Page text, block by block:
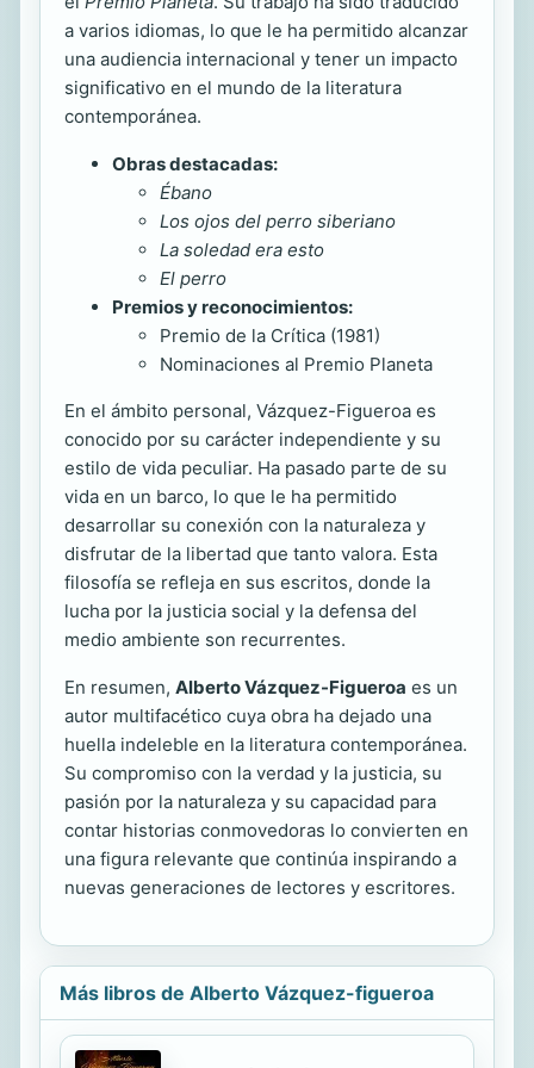
a varios idiomas, lo que le ha permitido alcanzar
una audiencia internacional y tener un impacto
significativo en el mundo de la literatura
contemporánea.
Obras destacadas:
Ébano
Los ojos del perro siberiano
La soledad era esto
El perro
Premios y reconocimientos:
Premio de la Crítica (1981)
Nominaciones al Premio Planeta
En el ámbito personal, Vázquez-Figueroa es
conocido por su carácter independiente y su
estilo de vida peculiar. Ha pasado parte de su
vida en un barco, lo que le ha permitido
desarrollar su conexión con la naturaleza y
disfrutar de la libertad que tanto valora. Esta
filosofía se refleja en sus escritos, donde la
lucha por la justicia social y la defensa del
medio ambiente son recurrentes.
En resumen, Alberto Vázquez-Figueroa es un
autor multifacético cuya obra ha dejado una
huella indeleble en la literatura contemporánea.
Su compromiso con la verdad y la justicia, su
pasión por la naturaleza y su capacidad para
contar historias conmovedoras lo convierten en
una figura relevante que continúa inspirando a
nuevas generaciones de lectores y escritores.
Más libros de Alberto Vázquez-figueroa